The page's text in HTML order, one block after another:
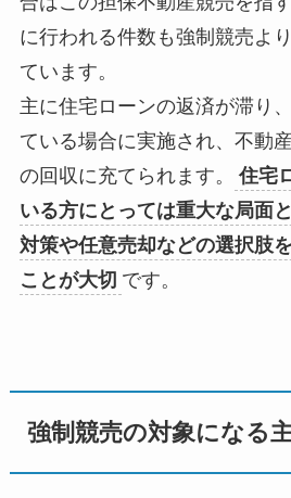
に行われる件数も強制競売よ
ています。
主に住宅ローンの返済が滞り
ている場合に実施され、不動
の回収に充てられます。
住宅
いる方にとっては重大な局面
対策や任意売却などの選択肢
ことが大切 です。
強制競売の対象になる